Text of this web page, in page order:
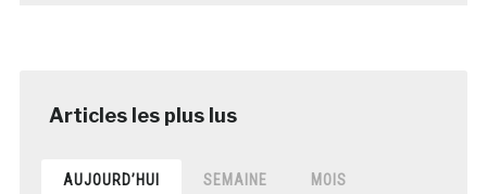
AUJOURD’HUI SEMAINE MOIS